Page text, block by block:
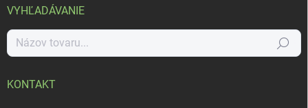
VYHĽADÁVANIE
Hľadať
KONTAKT